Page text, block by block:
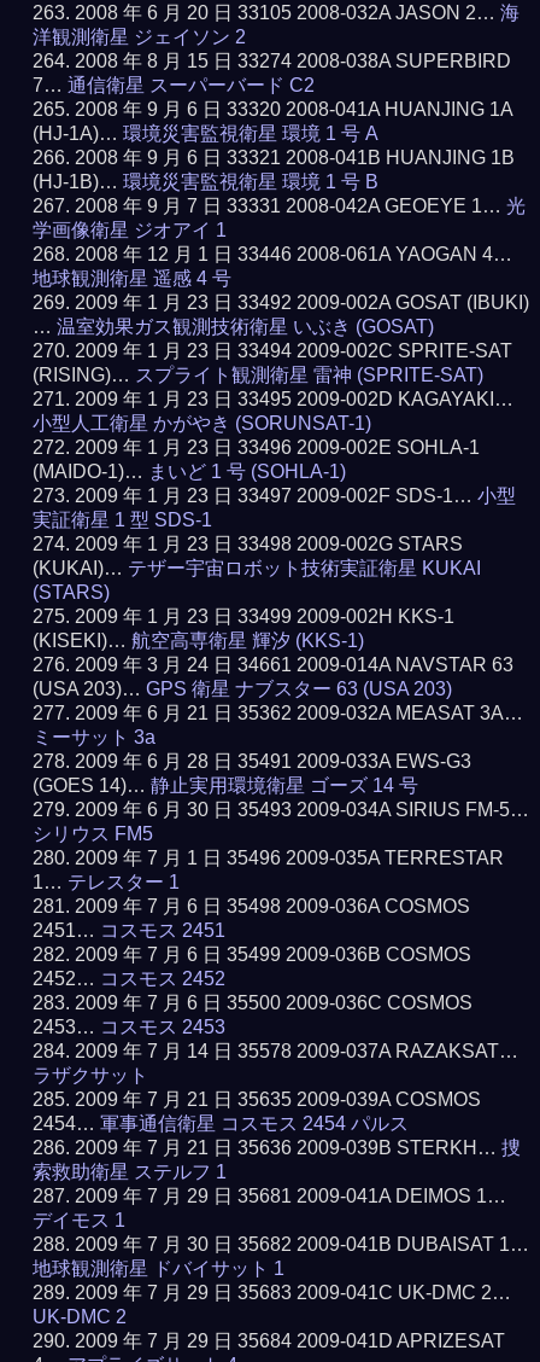
2008 年 6 月 20 日 33105 2008-032A JASON 2…海
洋観測衛星 ジェイソン 2
2008 年 8 月 15 日 33274 2008-038A SUPERBIRD
7…通信衛星 スーパーバード C2
2008 年 9 月 6 日 33320 2008-041A HUANJING 1A
(HJ-1A)…環境災害監視衛星 環境 1 号 A
2008 年 9 月 6 日 33321 2008-041B HUANJING 1B
(HJ-1B)…環境災害監視衛星 環境 1 号 B
2008 年 9 月 7 日 33331 2008-042A GEOEYE 1…光
学画像衛星 ジオアイ 1
2008 年 12 月 1 日 33446 2008-061A YAOGAN 4…
地球観測衛星 遥感 4 号
2009 年 1 月 23 日 33492 2009-002A GOSAT (IBUKI)
…温室効果ガス観測技術衛星 いぶき (GOSAT)
2009 年 1 月 23 日 33494 2009-002C SPRITE-SAT
(RISING)… スプライト観測衛星 雷神 (SPRITE-SAT)
2009 年 1 月 23 日 33495 2009-002D KAGAYAKI…
小型人工衛星 かがやき (SORUNSAT-1)
2009 年 1 月 23 日 33496 2009-002E SOHLA-1
(MAIDO-1)… まいど 1 号 (SOHLA-1)
2009 年 1 月 23 日 33497 2009-002F SDS-1…小型
実証衛星 1 型 SDS-1
2009 年 1 月 23 日 33498 2009-002G STARS
(KUKAI)… テザー宇宙ロボット技術実証衛星 KUKAI
(STARS)
2009 年 1 月 23 日 33499 2009-002H KKS-1
(KISEKI)…航空高専衛星 輝汐 (KKS-1)
2009 年 3 月 24 日 34661 2009-014A NAVSTAR 63
(USA 203)…GPS 衛星 ナブスター 63 (USA 203)
2009 年 6 月 21 日 35362 2009-032A MEASAT 3A…
ミーサット 3a
2009 年 6 月 28 日 35491 2009-033A EWS-G3
(GOES 14)…静止実用環境衛星 ゴーズ 14 号
2009 年 6 月 30 日 35493 2009-034A SIRIUS FM-5…
シリウス FM5
2009 年 7 月 1 日 35496 2009-035A TERRESTAR
1… テレスター 1
2009 年 7 月 6 日 35498 2009-036A COSMOS
2451… コスモス 2451
2009 年 7 月 6 日 35499 2009-036B COSMOS
2452… コスモス 2452
2009 年 7 月 6 日 35500 2009-036C COSMOS
2453… コスモス 2453
2009 年 7 月 14 日 35578 2009-037A RAZAKSAT…
ラザクサット
2009 年 7 月 21 日 35635 2009-039A COSMOS
2454…軍事通信衛星 コスモス 2454 パルス
2009 年 7 月 21 日 35636 2009-039B STERKH…捜
索救助衛星 ステルフ 1
2009 年 7 月 29 日 35681 2009-041A DEIMOS 1…
デイモス 1
2009 年 7 月 30 日 35682 2009-041B DUBAISAT 1…
地球観測衛星 ドバイサット 1
2009 年 7 月 29 日 35683 2009-041C UK-DMC 2…
UK-DMC 2
2009 年 7 月 29 日 35684 2009-041D APRIZESAT